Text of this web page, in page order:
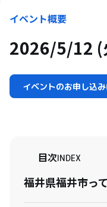
イベント概要
2026/5/12 (
イベントのお申し込
目次INDEX
福井県福井市っ